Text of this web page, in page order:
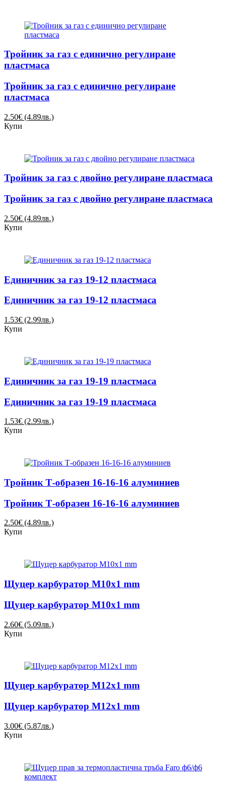
Тройник за газ с единично регулиране
пластмаса
Тройник за газ с единично регулиране
пластмаса
2.50€ (4.89лв.)
Купи
Тройник за газ с двойно регулиране пластмаса
Тройник за газ с двойно регулиране пластмаса
2.50€ (4.89лв.)
Купи
Единичник за газ 19-12 пластмаса
Единичник за газ 19-12 пластмаса
1.53€ (2.99лв.)
Купи
Единичник за газ 19-19 пластмаса
Единичник за газ 19-19 пластмаса
1.53€ (2.99лв.)
Купи
Тройник Т-образен 16-16-16 алуминиев
Тройник Т-образен 16-16-16 алуминиев
2.50€ (4.89лв.)
Купи
Щуцер карбуратор M10х1 mm
Щуцер карбуратор M10х1 mm
2.60€ (5.09лв.)
Купи
Щуцер карбуратор M12х1 mm
Щуцер карбуратор M12х1 mm
3.00€ (5.87лв.)
Купи